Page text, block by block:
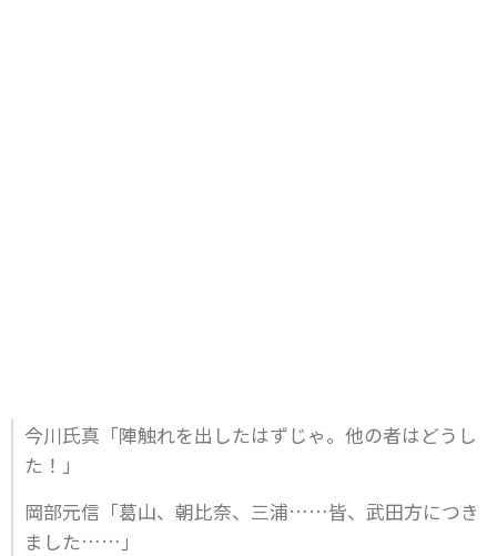
今川氏真「陣触れを出したはずじゃ。他の者はどうし
た！」
岡部元信「葛山、朝比奈、三浦……皆、武田方につき
ました……」